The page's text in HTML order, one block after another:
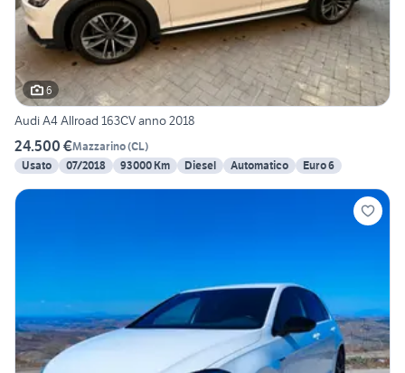
6
Audi A4 Allroad 163CV anno 2018
24.500 €Mazzarino(CL)
Usato
07/2018 93000 Km Diesel Automatico Euro 6